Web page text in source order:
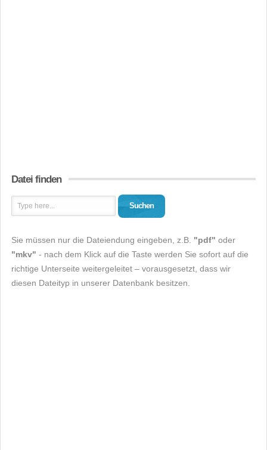
Datei finden
Suchen
Sie müssen nur die Dateiendung eingeben, z.B. "pdf" oder
"mkv" - nach dem Klick auf die Taste werden Sie sofort auf die
richtige Unterseite weitergeleitet – vorausgesetzt, dass wir
diesen Dateityp in unserer Datenbank besitzen.